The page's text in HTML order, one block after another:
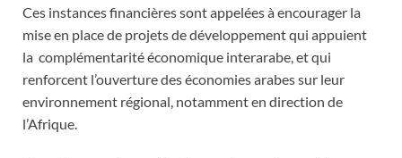
Ces instances financières sont appelées à encourager la
mise en place de projets de développement qui appuient
la complémentarité économique interarabe, et qui
renforcent l’ouverture des économies arabes sur leur
environnement régional, notamment en direction de
l’Afrique.